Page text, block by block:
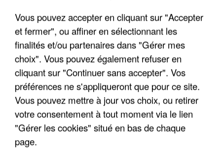
APRÈS TOUTES CES CANICULES, LES REFUGES
DE FAUNE SAUVAGE SONT...
Vous pouvez accepter en cliquant sur "Accepter
et fermer", ou affiner en sélectionnant les
finalités et/ou partenaires dans "Gérer mes
choix". Vous pouvez également refuser en
cliquant sur "Continuer sans accepter". Vos
préférences ne s'appliqueront que pour ce site.
Vous pouvez mettre à jour vos choix, ou retirer
votre consentement à tout moment via le lien
"Gérer les cookies" situé en bas de chaque
page.